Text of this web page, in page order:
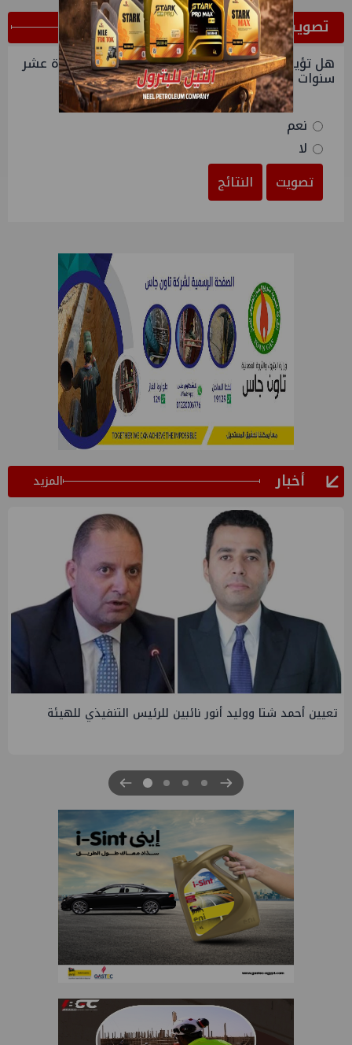
ﺗﺼﻮﻳﺖ
هل تؤيدون منح المهندسين اجازة بدون مرتب لمدة عشر
سنوات
نعم
لا
تصويت
النتائج
أخبار المزيد
تعيين أحمد شتا ووليد أنور نائبين للرئيس التنفيذي للهيئة